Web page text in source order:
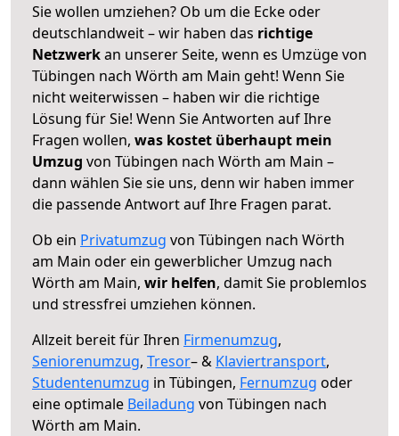
Sie wollen umziehen? Ob um die Ecke oder
deutschlandweit – wir haben das richtige
Netzwerkan unserer Seite, wenn es Umzüge von
Tübingen nach Wörth am Main geht! Wenn Sie
nicht weiterwissen – haben wir die richtige
Lösung für Sie! Wenn Sie Antworten auf Ihre
Fragen wollen, was kostet überhaupt mein
Umzug von Tübingen nach Wörth am Main –
dann wählen Sie sie uns, denn wir haben immer
die passende Antwort auf Ihre Fragen parat.
Ob ein Privatumzug von Tübingen nach Wörth
am Main oder ein gewerblicher Umzug nach
Wörth am Main, wir helfen, damit Sie problemlos
und stressfrei umziehen können.
Allzeit bereit für Ihren Firmenumzug,
Seniorenumzug, Tresor– & Klaviertransport,
Studentenumzug in Tübingen, Fernumzug oder
eine optimale Beiladung von Tübingen nach
Wörth am Main.